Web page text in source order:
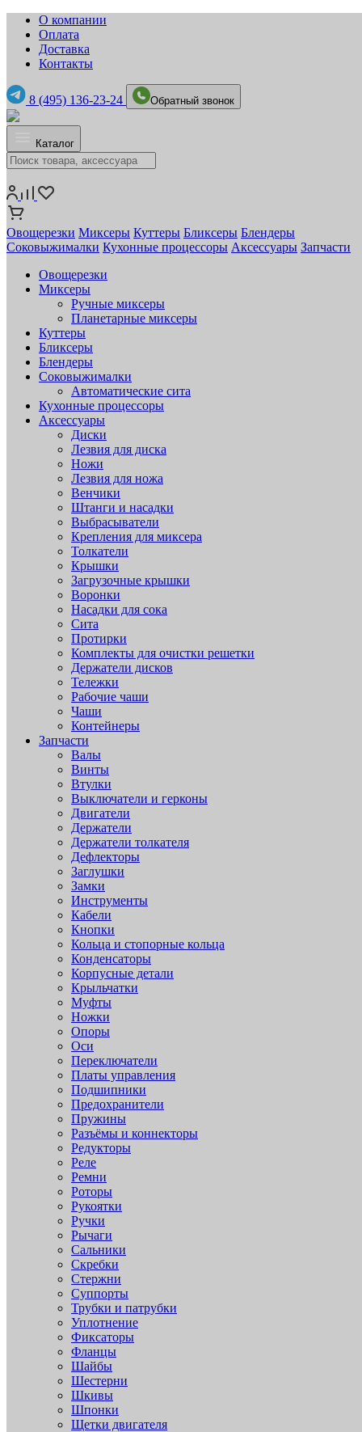
О компании
Оплата
Доставка
Контакты
8 (495) 136-23-24 Обратный звонок
Каталог
Овощерезки Миксеры Куттеры Бликсеры Блендеры
Соковыжималки Кухонные процессоры Аксессуары Запчасти
Овощерезки
Миксеры
Ручные миксеры
Планетарные миксеры
Куттеры
Бликсеры
Блендеры
Соковыжималки
Автоматические сита
Кухонные процессоры
Аксессуары
Диски
Лезвия для диска
Ножи
Лезвия для ножа
Венчики
Штанги и насадки
Выбрасыватели
Крепления для миксера
Толкатели
Крышки
Загрузочные крышки
Воронки
Насадки для сока
Сита
Протирки
Комплекты для очистки решетки
Держатели дисков
Тележки
Рабочие чаши
Чаши
Контейнеры
Запчасти
Валы
Винты
Втулки
Выключатели и герконы
Двигатели
Держатели
Держатели толкателя
Дефлекторы
Заглушки
Замки
Инструменты
Кабели
Кнопки
Кольца и стопорные кольца
Конденсаторы
Корпусные детали
Крыльчатки
Муфты
Ножки
Опоры
Оси
Переключатели
Платы управления
Подшипники
Предохранители
Пружины
Разъёмы и коннекторы
Редукторы
Реле
Ремни
Роторы
Рукоятки
Ручки
Рычаги
Сальники
Скребки
Стержни
Суппорты
Трубки и патрубки
Уплотнение
Фиксаторы
Фланцы
Шайбы
Шестерни
Шкивы
Шпонки
Щетки двигателя